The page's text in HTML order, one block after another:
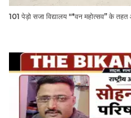
101 पेड़ो सजा विद्यालय "*वन महोत्सव” के